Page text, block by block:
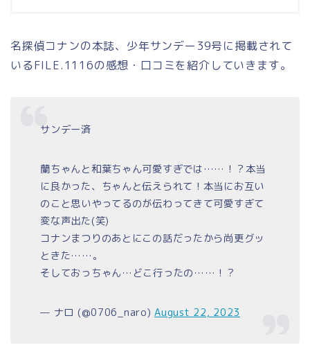
名探偵コナンの本誌、少年サンデー39号に掲載されて
いるFILE.1116の感想・口コミを紹介していきます。
サンデー済
蘭ちゃんと和葉ちゃん可愛すぎでは……！？本当
に良かった、ちゃんと伝えられて！本当にお互い
のこと思いやってるのが伝わってきて可愛すぎて
変な声出た(笑)
コナンまつりのあとにこの話だったから尚更グッ
ときた……。
そしておっちゃん…どこ行ったの……！？
— ナロ (@0706_naro)August 22, 2023